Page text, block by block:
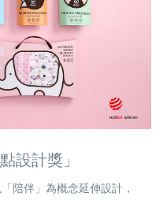
設計獎」
陪伴」為概念延伸設計，